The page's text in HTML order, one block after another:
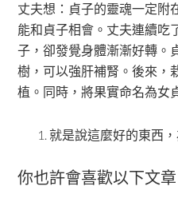
丈夫想：貞子的靈魂一定附
能和貞子相會。丈夫連續吃
子，卻發覺身體漸漸好轉。
樹，可以強肝補腎。後來，
植。同時，將果實命名為女
就是說這麼好的東西
你也許會喜歡以下文章